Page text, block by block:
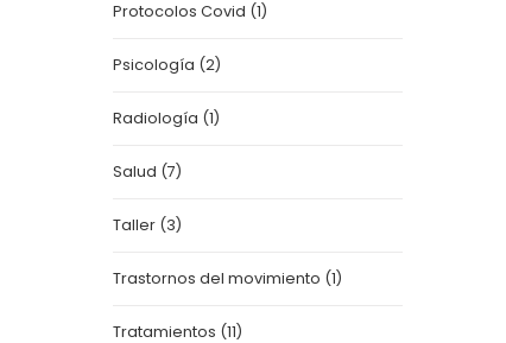
Protocolos Covid (1)
Psicología (2)
Radiología (1)
Salud (7)
Taller(3)
Trastornos del movimiento (1)
Tratamientos (11)